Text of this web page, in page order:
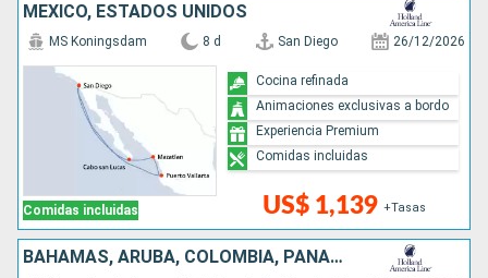
MÉXICO, ESTADOS UNIDOS
Comidas incluidas
MS Koningsdam 8 d San Diego 26/12/2026
US$ 1,139 +Tasas
Cocina refinada
Animaciones exclusivas a bordo
Experiencia Premium
Comidas incluidas
BAHAMAS, ARUBA, COLOMBIA, PANAMÁ, COSTA RICA, ISLAS CAIMÁN, ESTADOS UNIDOS